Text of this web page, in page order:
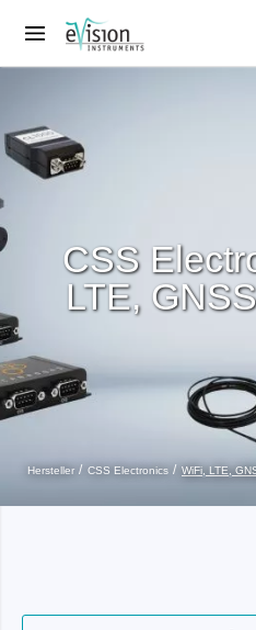
Hersteller CSS Electronics WiFi, LTE,
CSS
LTE,